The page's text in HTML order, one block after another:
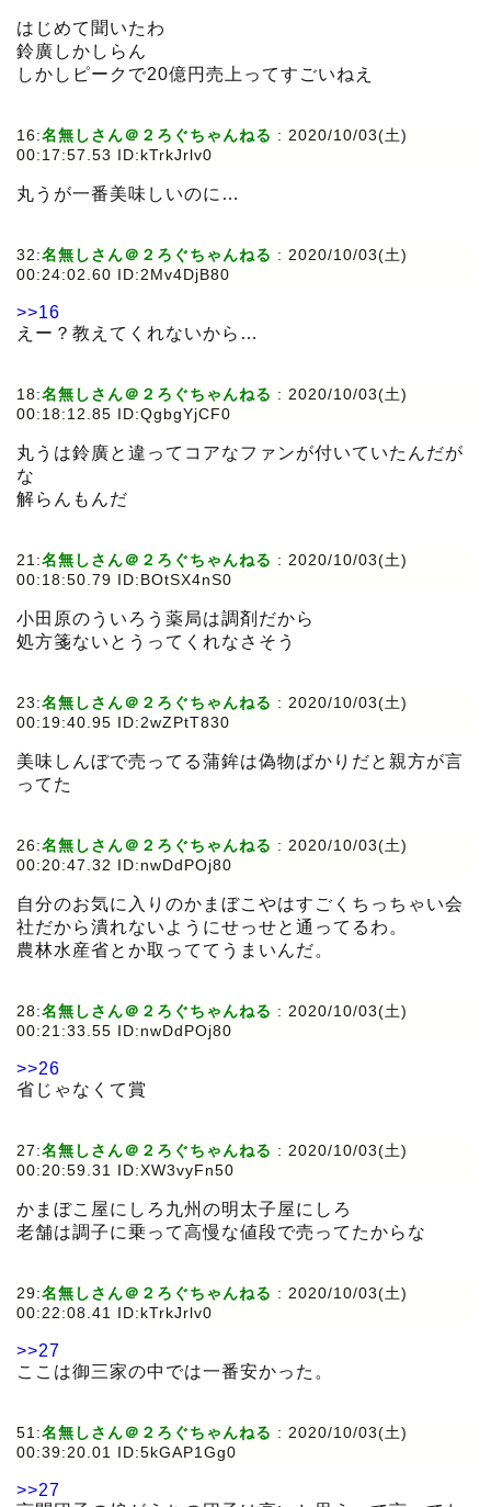
はじめて聞いたわ
鈴廣しかしらん
しかしピークで20億円売上ってすごいねえ
16:名無しさん＠２ろぐちゃんねる : 2020/10/03(土)
00:17:57.53 ID:kTrkJrlv0
丸うが一番美味しいのに…
32:名無しさん＠２ろぐちゃんねる : 2020/10/03(土)
00:24:02.60 ID:2Mv4DjB80
>>16
えー？教えてくれないから…
18:名無しさん＠２ろぐちゃんねる : 2020/10/03(土)
00:18:12.85 ID:QgbgYjCF0
丸うは鈴廣と違ってコアなファンが付いていたんだが
な
解らんもんだ
21:名無しさん＠２ろぐちゃんねる : 2020/10/03(土)
00:18:50.79 ID:BOtSX4nS0
小田原のういろう薬局は調剤だから
処方箋ないとうってくれなさそう
23:名無しさん＠２ろぐちゃんねる : 2020/10/03(土)
00:19:40.95 ID:2wZPtT830
美味しんぼで売ってる蒲鉾は偽物ばかりだと親方が言
ってた
26:名無しさん＠２ろぐちゃんねる : 2020/10/03(土)
00:20:47.32 ID:nwDdPOj80
自分のお気に入りのかまぼこやはすごくちっちゃい会
社だから潰れないようにせっせと通ってるわ。
農林水産省とか取っててうまいんだ。
28:名無しさん＠２ろぐちゃんねる : 2020/10/03(土)
00:21:33.55 ID:nwDdPOj80
>>26
省じゃなくて賞
27:名無しさん＠２ろぐちゃんねる : 2020/10/03(土)
00:20:59.31 ID:XW3vyFn50
かまぼこ屋にしろ九州の明太子屋にしろ
老舗は調子に乗って高慢な値段で売ってたからな
29:名無しさん＠２ろぐちゃんねる : 2020/10/03(土)
00:22:08.41 ID:kTrkJrlv0
>>27
ここは御三家の中では一番安かった。
51:名無しさん＠２ろぐちゃんねる : 2020/10/03(土)
00:39:20.01 ID:5kGAP1Gg0
>>27